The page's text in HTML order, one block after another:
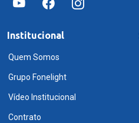
Institucional
Quem Somos
Grupo Fonelight
Vídeo Institucional
Contrato